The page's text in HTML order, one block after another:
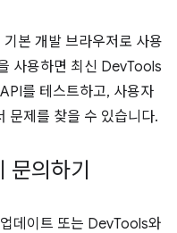
기본 개발 브라우저로 사용
사용하면 최신 DevTools
를 테스트하고, 사용자
문제를 찾을 수 있습니다.
의하기
데이트 또는 DevTools와